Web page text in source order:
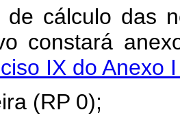
de cálculo das
constará
IX do Anexo
(RP 0);